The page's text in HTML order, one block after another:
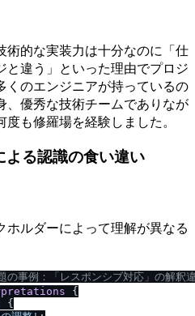
術的な実装力は十分なのに「仕
と違う」といった理由でプロジ
くのエンジニアが持っているの
、優秀な技術チームでありなが
も修羅場を経験しました。
よる認識の食い違い
ホルダーによって理解が異なる
の事例：「レスポンシブ対応」の解釈
{
{